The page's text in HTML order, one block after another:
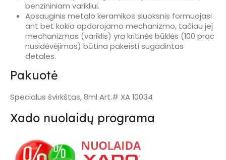
benzininiam varikliui.
Apsauginis metalo keramikos sluoksnis formuojasi
ant bet kokio apdorojamo mechanizmo, tačiau jej
mechanizmas (variklis) yra kritinės būklės (100 proc
nusidėvėjimas) būtina pakeisti sugadintas
detales.
Pakuotė
Specialus švirkštas, 8ml Art.# XA 10034
Xado nuolaidų programa